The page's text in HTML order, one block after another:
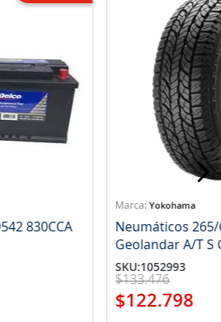
830CCA
Yokohama
Neumáticos 265/
SKU:1052993
$133.476
$122.798